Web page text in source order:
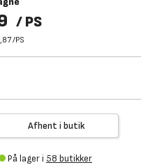
/ PS
/PS
Afhent i butik
På lager i 58 butikker